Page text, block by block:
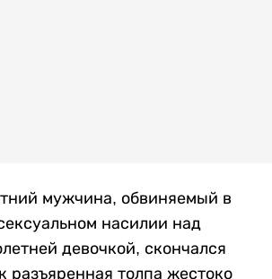
мужчина, обвиняемый в
насилии над
девочкой, скончался
разъяренная толпа жестоко